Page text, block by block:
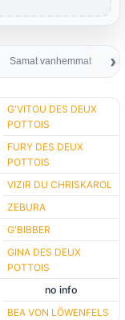
Samat vanhemmat
G'VITOU DES DEUX
POTTOIS
FURY DES DEUX
POTTOIS
VIZIR DU CHRISKAROL
ZEBURA
G'BIBBER
GINA DES DEUX
POTTOIS
no info
BEA VON LÖWENFELS